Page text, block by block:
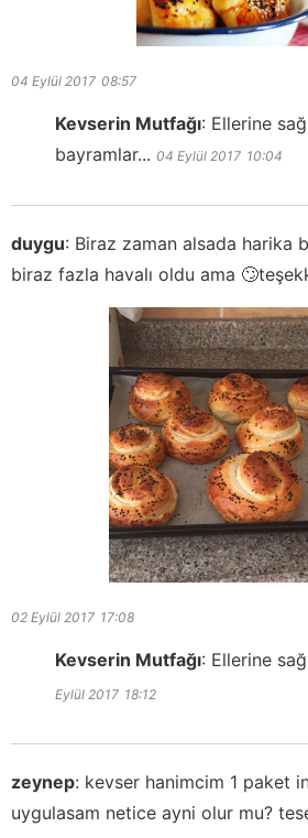
04 Eylül 2017 08:57
Kevserin Mutfağı: Ellerine
bayramlar... 04 Eylül 2017 10:04
duygu: Biraz zaman alsada harika
biraz fazla havalı oldu ama
02 Eylül 2017 17:08
Kevserin Mutfağı: Ellerine
Eylül 2017 18:12
zeynep: kevser hanimcim 1 paket
uygulasam netice ayni olur mu?